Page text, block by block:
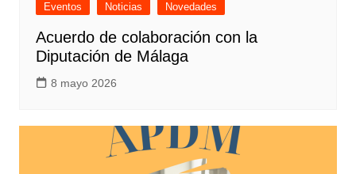
Eventos Noticias Novedades
Acuerdo de colaboración con la
Diputación de Málaga
8 mayo 2026